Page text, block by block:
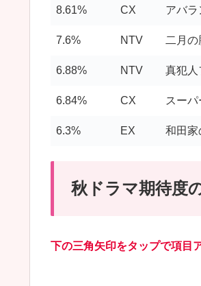
8.61% CX アバラ
7.6% NTV 二月の
6.88% NTV 真犯人
6.84% CX スー
6.3% EX 和田家
秋ドラマ期待度
下の三角矢印をタップで項目